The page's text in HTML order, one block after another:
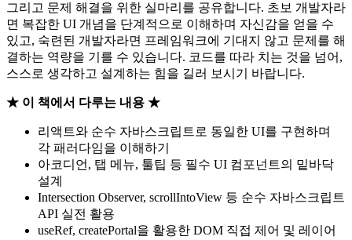
그리고 문제 해결을 위한 실마리를 공유합니다. 초보 개발자라
면 복잡한 UI 개념을 단계적으로 이해하며 자신감을 얻을 수
있고, 숙련된 개발자라면 프레임워크에 기대지 않고 문제를 해
결하는 역량을 기를 수 있습니다. 코드를 따라 치는 것을 넘어,
스스로 생각하고 설계하는 힘을 길러 보시기 바랍니다.
★ 이 책에서 다루는 내용 ★
리액트와 순수 자바스크립트로 동일한 UI를 구현하며
각 패러다임을 이해하기
아코디언, 탭 메뉴, 툴팁 등 필수 UI 컴포넌트의 밑바닥
설계
Intersection Observer, scrollIntoView 등 순수 자바스크립트
API 실전 활용
useRef, createPortal을 활용한 DOM 직접 제어 및 레이어